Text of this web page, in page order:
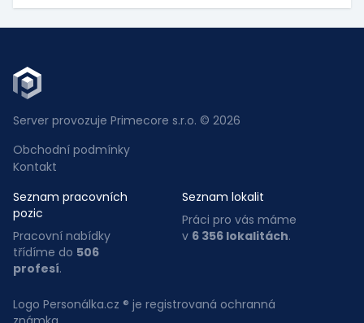
Server provozuje Primecore s.r.o. © 2026
Obchodní podmínky
Kontakt
Seznam pracovních
pozic
Pracovní nabídky
třídíme do 506
profesí.
Seznam lokalit
Práci pro vás máme
v 6 356 lokalitách.
Logo Personálka.cz ® je registrovaná ochranná